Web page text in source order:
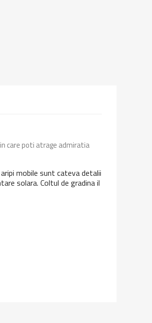
care poti atrage admiratia
mobile sunt cateva detalii
solara. Coltul de gradina il